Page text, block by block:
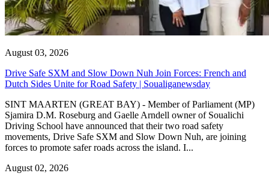
August 03, 2026
Drive Safe SXM and Slow Down Nuh Join Forces: French and
Dutch Sides Unite for Road Safety | Soualiganewsday
SINT MAARTEN (GREAT BAY) - Member of Parliament (MP)
Sjamira D.M. Roseburg and Gaelle Arndell owner of Soualichi
Driving School have announced that their two road safety
movements, Drive Safe SXM and Slow Down Nuh, are joining
forces to promote safer roads across the island. I...
August 02, 2026